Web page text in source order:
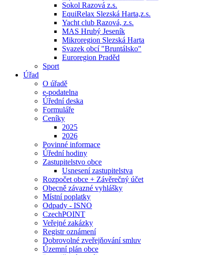
Sokol Razová z.s.
EquiRelax Slezská Harta,z.s.
Yacht club Razová, z.s.
MAS Hrubý Jeseník
Mikroregion Slezská Harta
Svazek obcí "Bruntálsko"
Euroregion Praděd
Sport
Úřad
O úřadě
e-podatelna
Úřední deska
Formuláře
Ceníky
2025
2026
Povinné informace
Úřední hodiny
Zastupitelstvo obce
Usnesení zastupitelstva
Rozpočet obce + Závěrečný účet
Obecně závazné vyhlášky
Místní poplatky
Odpady - ISNO
CzechPOINT
Veřejné zakázky
Registr oznámení
Dobrovolné zveřejňování smluv
Územní plán obce